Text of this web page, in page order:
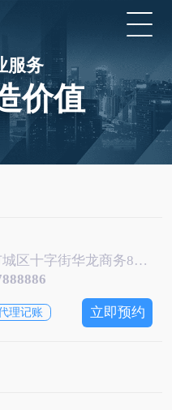
服务
价值
地址：长治市城区十字街华龙商务8022室
理记账 立即预约